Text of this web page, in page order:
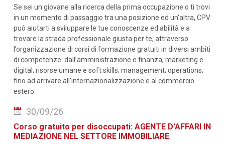
Se sei un giovane alla ricerca della prima occupazione o ti trovi
in un momento di passaggio tra una posizione ed un'altra, CPV
può aiutarti a sviluppare le tue conoscenze ed abilità e a
trovare la strada professionale giusta per te, attraverso
l’organizzazione di corsi di formazione gratuiti in diversi ambiti
di competenze: dall’amministrazione e finanza, marketing e
digital; risorse umane e soft skills; management; operations;
fino ad arrivare all’internazionalizzazione e al commercio
estero.
Corso gratuito per disoccupati: AGENTE D'AFFARI IN
MEDIAZIONE NEL SETTORE IMMOBILIARE
30/09/26